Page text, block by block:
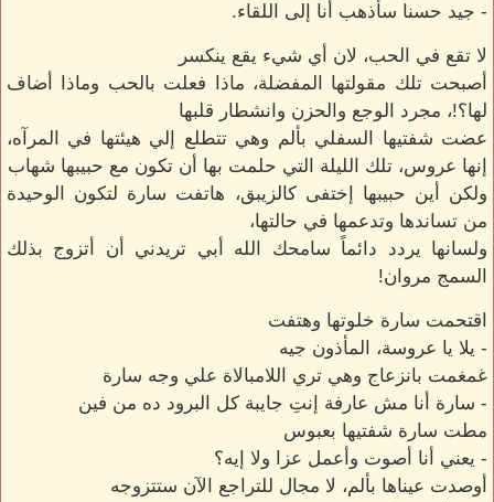
- جيد حسنا سأذهب أنا إلى اللقاء.
ﻻ تقع في الحب، لان أي شيء يقع ينكسر
أصبحت تلك مقولتها المفضلة، ماذا فعلت بالحب وماذا أضاف
لها؟!، مجرد الوجع والحزن وانشطار قلبها
عضت شفتيها السفلي بألم وهي تتطلع إلي هيئتها في المرآه،
إنها عروس، تلك الليلة التي حلمت بها أن تكون مع حبيبها شهاب
ولكن أين حبيبها إختفى كالزيبق، هاتفت سارة لتكون الوحيدة
من تساندها وتدعمها في حالتها،
ولسانها يردد دائماً سامحك الله أبي تريدني أن أتزوج بذلك
السمج مروان!
اقتحمت سارة خلوتها وهتفت
- يلا يا عروسة، المأذون جيه
غمغمت بانزعاج وهي تري اللامبالاة علي وجه سارة
- سارة أنا مش عارفة إنتِ جايبة كل البرود ده من فين
مطت سارة شفتيها بعبوس
- يعني أنا أصوت وأعمل عزا ولا إيه؟
أوصدت عيناها بألم، لا مجال للتراجع الآن ستتزوجه